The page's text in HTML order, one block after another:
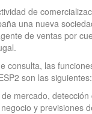
de
una nueva
de ventas por
consulta, las
son las siguientes:
mercado, detección
y previsiones